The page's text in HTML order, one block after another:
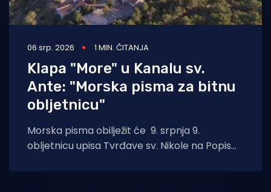
Tradicija i kultura
06 srp. 2026 1 MIN. ČITANJA
Klapa "More" u Kanalu sv.
Ante: "Morska pisma za bitnu
obljetnicu"
Morska pisma obilježit će 9. srpnja 9.
obljetnicu upisa Tvrđave sv. Nikole na Popis